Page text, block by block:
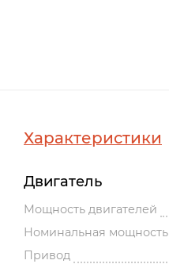
Характеристики
Двигатель
Мощность двигателей
Номинальная мощность
Привод